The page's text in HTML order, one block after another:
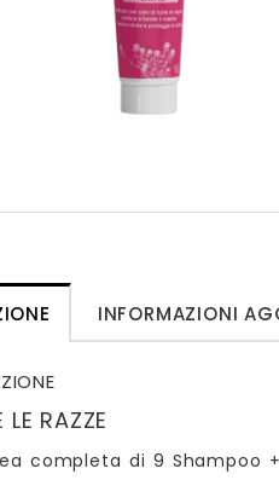
INFORMAZIONI
LE RAZZE
completa di 9 Shampoo